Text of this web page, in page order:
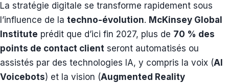
La stratégie digitale se transforme rapidement sous
l’influence de la techno-évolution. McKinsey Global
Institute prédit que d’ici fin 2027, plus de 70 % des
points de contact client seront automatisés ou
assistés par des technologies IA, y compris la voix (AI
Voicebots) et la vision (Augmented Reality